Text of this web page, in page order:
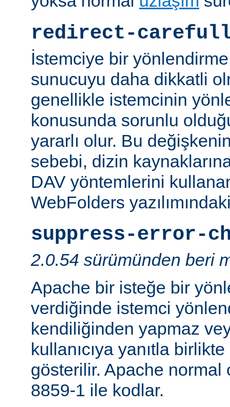
redirect-
İstemciye bir
sunucuyu daha dikkatli
genellikle istemcinin
konusunda sorunlu
yararlı olur. Bu
sebebi, dizin
DAV yöntemlerini
WebFolders
suppress-error-
2.0.54 sürümünden beri
Apache bir isteğe bir
verdiğinde istemci
kendiliğinden yapmaz
kullanıcıya yanıtla
gösterilir. Apache normal
8859-1 ile kodlar.